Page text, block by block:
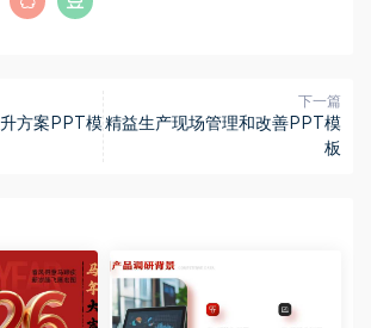
方案PPT模
下一篇
精益生产现场管理和改善PPT模
板